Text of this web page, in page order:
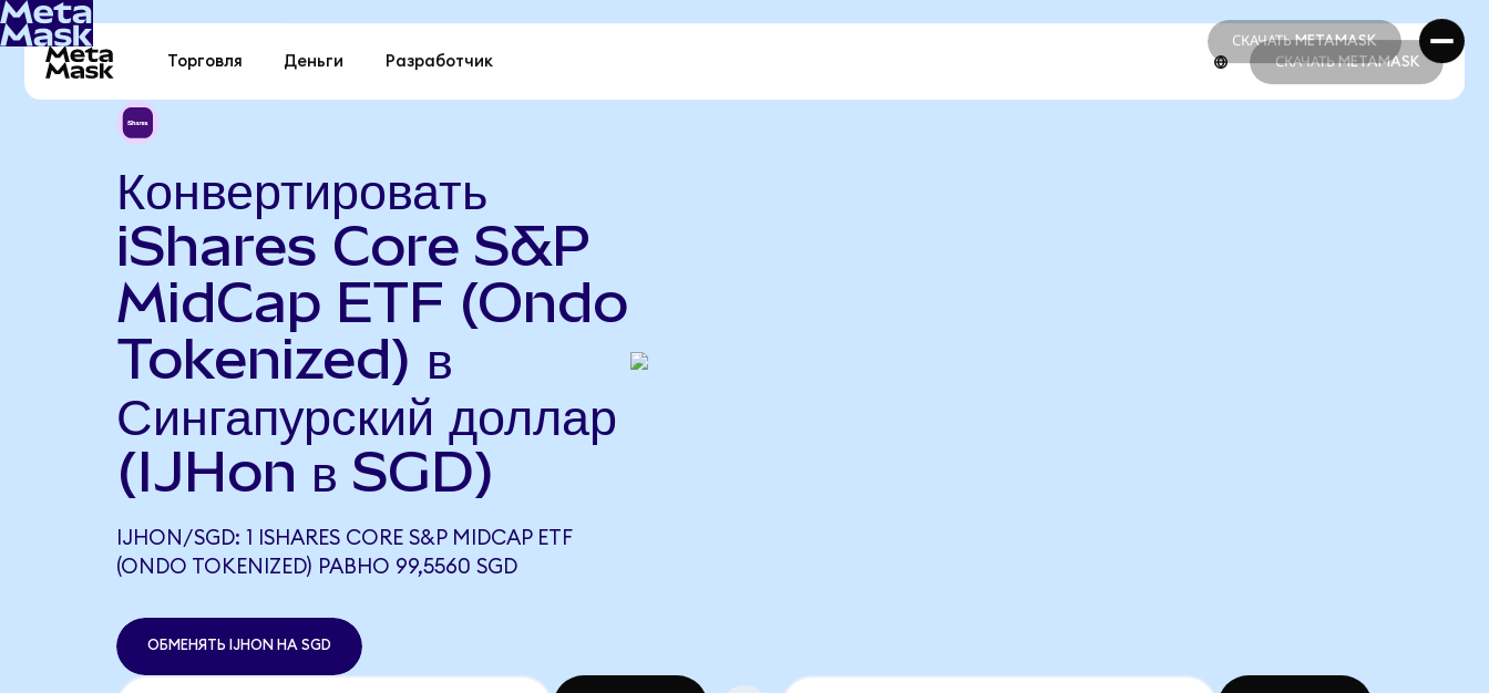
СКАЧАТЬ METAMASK
СКАЧАТЬ METAMASK
Торговля Деньги Разработчик СКАЧАТЬ METAMASK
Конвертировать
iShares Core S&P
MidCap ETF (Ondo
Tokenized) в
Сингапурский доллар
(IJHon в SGD)
IJHON/SGD: 1 ISHARES CORE S&P MIDCAP ETF
(ONDO TOKENIZED) РАВНО 99,5560 SGD
ОБМЕНЯТЬ IJHON НА SGD